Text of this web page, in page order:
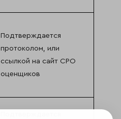
Подтверждается
протоколом, или
ссылкой на сайт СРО
оценщиков